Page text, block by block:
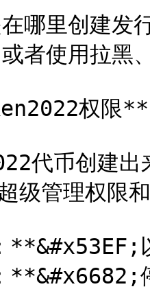
哪里创建
者使用拉黑
权限**
代币创建出
级管理权限